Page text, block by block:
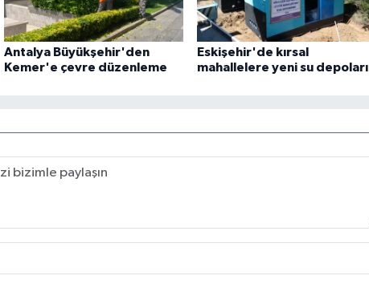
Antalya Büyükşehir'den
Kemer'e çevre düzenleme
Eskişehir'de kırsal
mahallelere yeni su depoları